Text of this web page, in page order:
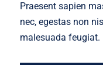
Praesent sapien
nec, egestas non
malesuada feugiat.